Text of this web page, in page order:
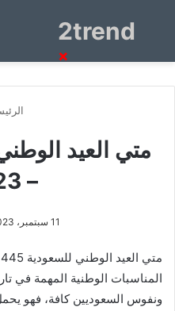
2trendبحث
– 2023
11 سبتمبر، 2023
المناسبات الوطنية المهمة في
ونفوس السعوديين كافة، فهو يحمل
×